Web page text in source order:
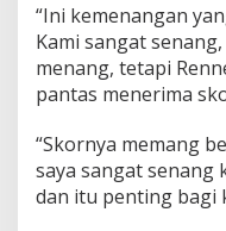
“Ini kemenangan
Kami sangat
menang, tetapi
pantas menerima
“Skornya memang
saya sangat senang
dan itu penting bagi